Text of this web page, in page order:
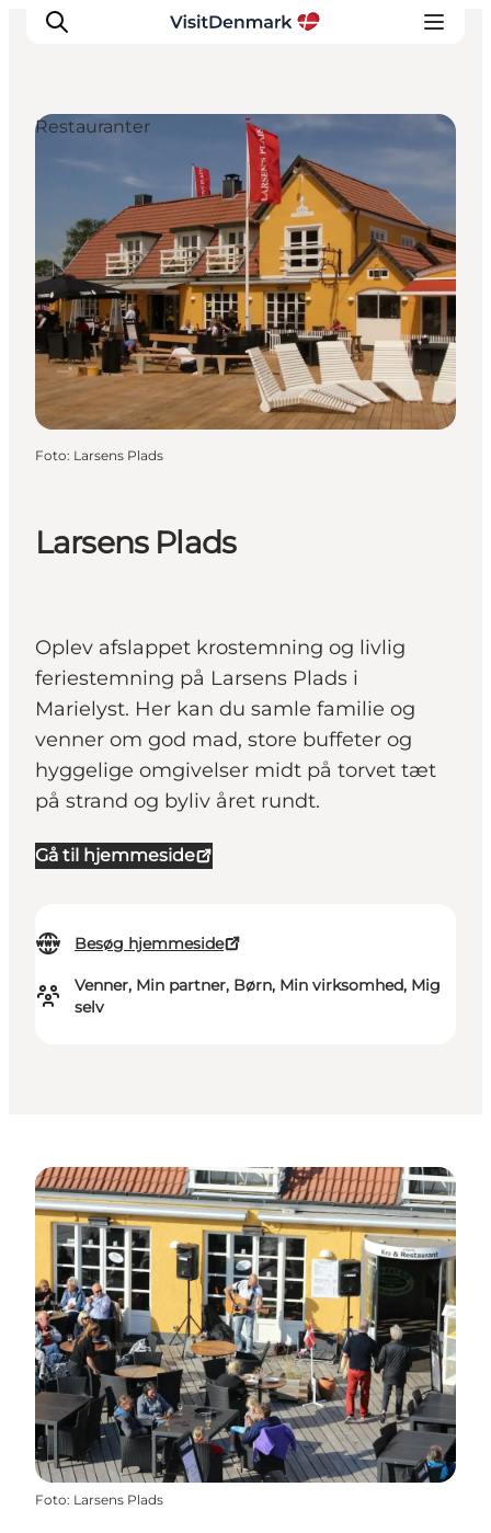
Inspiration
Destinationer
Oplevelser
Overnatning
Planlæg ferien
Larsens Plads
Oplev afslappet krostemning og livlig
feriestemning på Larsens Plads i
Marielyst. Her kan du samle familie og
venner om god mad, store buffeter og
hyggelige omgivelser midt på torvet tæt
på strand og byliv året rundt.
Gå til hjemmeside
Besøg hjemmeside
Venner, Min partner, Børn, Min virksomhed, Mig
selv
Restauranter
Foto: Larsens Plads
Foto: Larsens Plads